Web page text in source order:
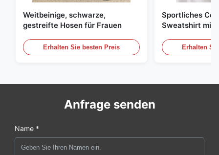
Weitbeinige, schwarze,
gestreifte Hosen für Frauen
Erhalten Sie besten Preis
Sportliches
Sweatshirt mit
Erhalten
Anfrage senden
Name *